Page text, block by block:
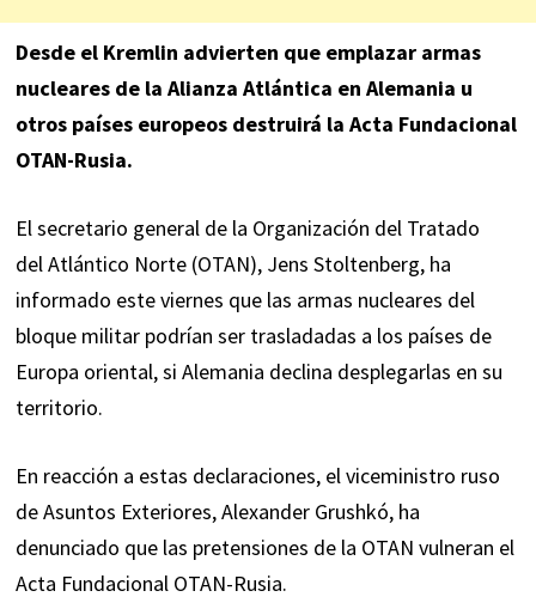
Desde el Kremlin advierten que emplazar armas
nucleares de la Alianza Atlántica en Alemania u
otros países europeos destruirá la Acta Fundacional
OTAN-Rusia.
El secretario general de la Organización del Tratado
del Atlántico Norte (OTAN), Jens Stoltenberg, ha
informado este viernes que las armas nucleares del
bloque militar podrían ser trasladadas a los países de
Europa oriental, si Alemania declina desplegarlas en su
territorio.
En reacción a estas declaraciones, el viceministro ruso
de Asuntos Exteriores, Alexander Grushkó, ha
denunciado que las pretensiones de la OTAN vulneran el
Acta Fundacional OTAN-Rusia.